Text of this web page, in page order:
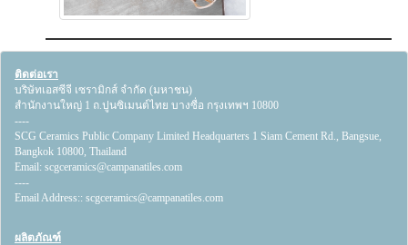
ติดต่อเรา
บริษัทเอสซีจี เซรามิกส์ จำกัด (มหาชน)
สำนักงานใหญ่ 1 ถ.ปูนซิเมนต์ไทย บางซื่อ กรุงเทพฯ 10800
----
SCG Ceramics Public Company Limited Headquarters 1 Siam Cement Rd., Bangsue,
Bangkok 10800, Thailand
Email: scgceramics@campanatiles.com
----
Email Address:: scgceramics@campanatiles.com
ผลิตภัณฑ์